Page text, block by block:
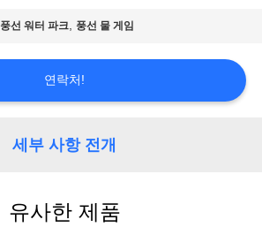
풍선 워터 파크, 풍선 물 게임
연락처!
세부 사항 전개
유사한 제품